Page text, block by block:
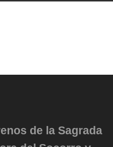
de la Sagrada